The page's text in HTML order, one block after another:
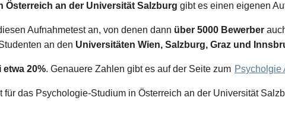
Österreich an der Universität Salzburg gibt es einen eigenen
Aufnahmetest an, von denen dann über 5000 Bewerber
an den Universitäten Wien, Salzburg, Graz und
etwa 20%. Genauere Zahlen gibt es auf der Seite zum Psycholgie
für das Psychologie-Studium in Österreich an der Universität